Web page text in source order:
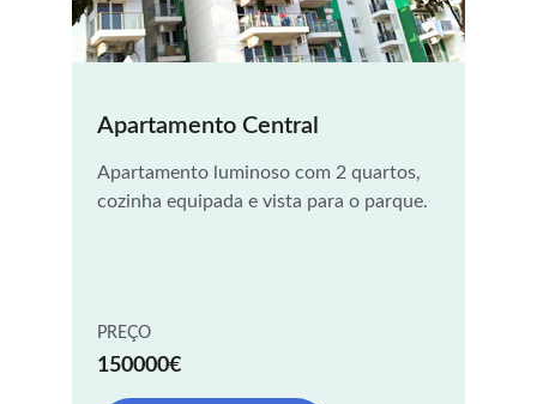
Apartamento Central
Apartamento luminoso com 2 quartos,
cozinha equipada e vista para o parque.
150000€
PREÇO